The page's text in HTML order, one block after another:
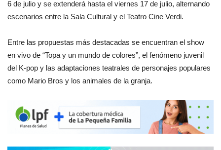
6 de julio y se extenderá hasta el viernes 17 de julio, alternando
escenarios entre la Sala Cultural y el Teatro Cine Verdi.
Entre las propuestas más destacadas se encuentran el show
en vivo de “Topa y un mundo de colores”, el fenómeno juvenil
del K-pop y las adaptaciones teatrales de personajes populares
como Mario Bros y los animales de la granja.